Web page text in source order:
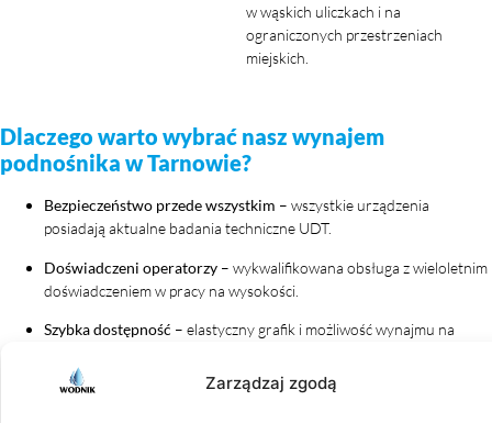
Zarządzaj zgodą
w wąskich uliczkach i na
ograniczonych przestrzeniach
miejskich.
Dlaczego warto wybrać nasz wynajem
podnośnika w Tarnowie?
Bezpieczeństwo przede wszystkim – wszystkie urządzenia
posiadają aktualne badania techniczne UDT.
Doświadczeni operatorzy – wykwalifikowana obsługa z wieloletnim
doświadczeniem w pracy na wysokości.
Szybka dostępność – elastyczny grafik i możliwość wynajmu na
Konkurencyjne ceny
– atrakcyjne stawki za wynajem wraz z